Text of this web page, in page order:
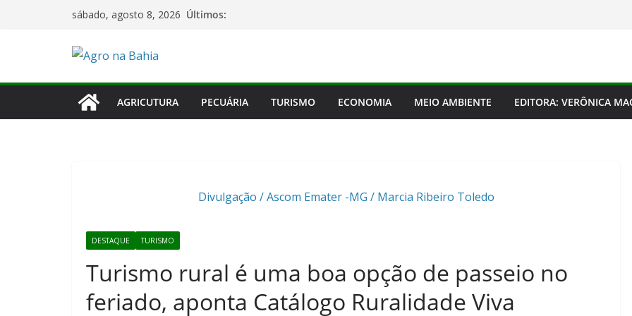
sábado, agosto 8, 2026 Últimos:
AGRICUTURA PECUÁRIA TURISMO ECONOMIA MEIO AMBIENTE EDITORA: VERÔNICA
Divulgação / Ascom Emater -MG / Marcia Ribeiro Toledo
DESTAQUE TURISMO
Turismo rural é uma boa opção de passeio no
feriado, aponta Catálogo Ruralidade Viva